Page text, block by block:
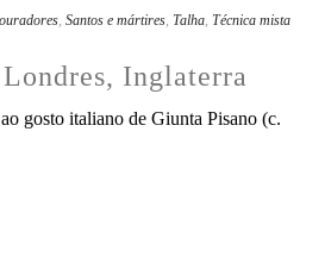
, Santos e mártires, Talha, Técnica mista
Inglaterra
gosto italiano de Giunta Pisano (c.